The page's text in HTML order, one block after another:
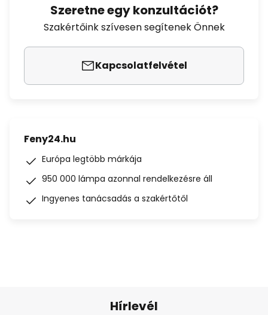
Szeretne egy konzultációt?
Szakértőink szívesen segítenek Önnek
Kapcsolatfelvétel
Feny24.hu
Európa legtöbb márkája
950 000 lámpa azonnal rendelkezésre áll
Ingyenes tanácsadás a szakértőtől
Hírlevél